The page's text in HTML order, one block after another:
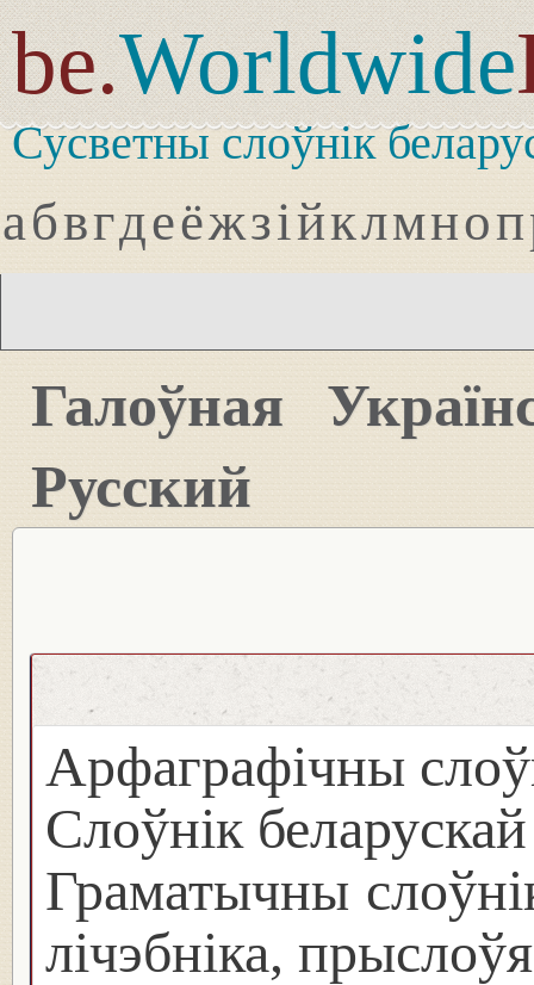
be.Worldwide
Сусветны слоўнік
абвгдеёжзійклмноп
Галоўная
Русский
Арфаграфічны
Слоўнік
Граматычны
лічэбніка, прыслоўя